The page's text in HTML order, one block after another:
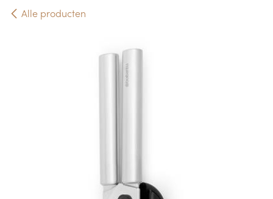
Alle producten